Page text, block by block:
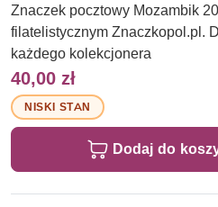
Znaczek pocztowy Mozambik
filatelistycznym Znaczkopol.pl.
każdego kolekcjonera
40,00 zł
NISKI STAN
Dodaj do